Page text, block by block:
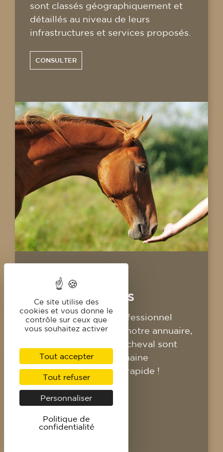
sont classés géographiquement et
détaillés au niveau de leurs
infrastructures et services proposés.
CONSULTER
L'ANNUAIRE DES
PROFESSIONNELS
Vous cherchez un professionnel
équestre ? Consultez notre annuaire,
les professionnels du cheval sont
classés selon leur domaine
d'activité. Pratique et rapide !
CONSULTER
Ce site utilise des
cookies et vous donne le
contrôle sur ceux que
vous souhaitez activer
Tout accepter
Tout refuser
Personnaliser
Politique de
confidentialité